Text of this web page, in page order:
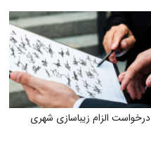
درخواست الزام زیبا‌سازی شهری